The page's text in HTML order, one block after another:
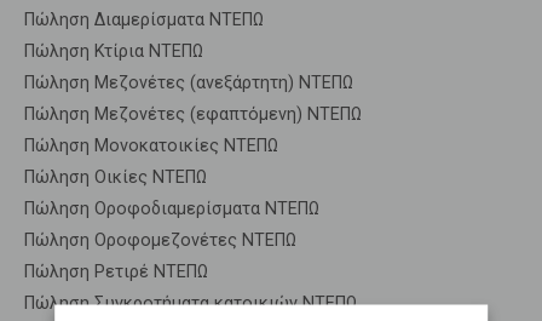
Πώληση Διαμερίσματα ΝΤΕΠΩ
Πώληση Κτίρια ΝΤΕΠΩ
Πώληση Μεζονέτες (ανεξάρτητη) ΝΤΕΠΩ
Πώληση Μεζονέτες (εφαπτόμενη) ΝΤΕΠΩ
Πώληση Μονοκατοικίες ΝΤΕΠΩ
Πώληση Οικίες ΝΤΕΠΩ
Πώληση Οροφοδιαμερίσματα ΝΤΕΠΩ
Πώληση Οροφομεζονέτες ΝΤΕΠΩ
Πώληση Ρετιρέ ΝΤΕΠΩ
Πώληση Συγκροτήματα κατοικιών ΝΤΕΠΩ